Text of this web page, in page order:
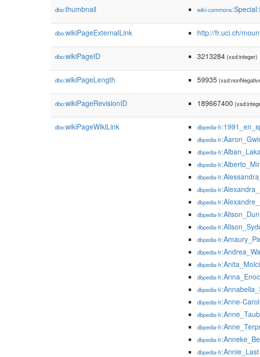
dbo:thumbnail wiki-commons
dbo:wikiPageExternalLink http://fr.uci.ch/
dbo:wikiPageID 3213284(xsd:integer)
dbo:wikiPageLength 59935
dbo:wikiPageRevisionID 189667400
dbo:wikiPageWikiLink dbpedia-fr
dbpedia-fr
dbpedia-fr
dbpedia-fr
dbpedia-fr
dbpedia-fr
dbpedia-fr
dbpedia-fr
dbpedia-fr
dbpedia-fr
dbpedia-fr
dbpedia-fr
dbpedia-fr
dbpedia-fr
dbpedia-fr:Anne-
dbpedia-fr
dbpedia-fr
dbpedia-fr
dbpedia-fr:Annie_Last